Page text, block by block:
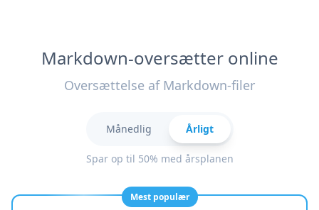
Markdown-oversætter online
Oversættelse af Markdown-filer
Månedlig Årligt
Spar op til 50% med årsplanen
Mest populær